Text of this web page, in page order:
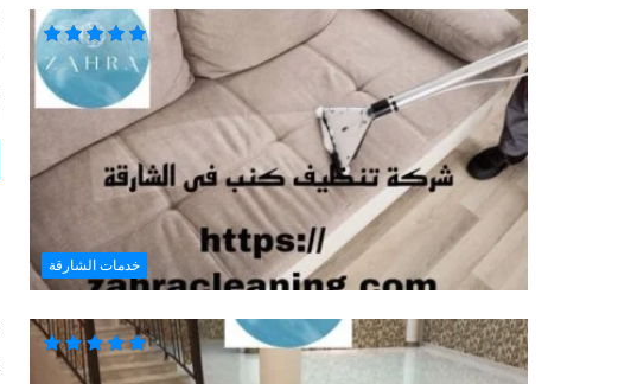
خدمات الشارقة